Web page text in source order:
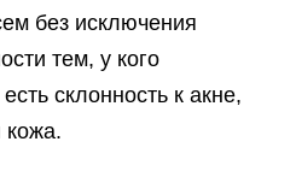
без исключения
тем, у кого
склонность к акне,
кожа.